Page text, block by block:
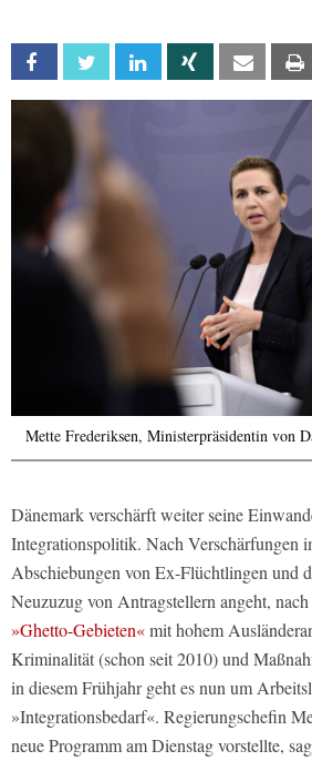
Facebook Twitter Linkedin Xing Email
Mette Frederiksen, Ministerpräsidentin von
Dänemark verschärft weiter seine
Integrationspolitik. Nach Verschärfungen
Abschiebungen von Ex-Flüchtlingen und
Neuzuzug von Antragstellern angeht,
»Ghetto-Gebieten«mit hohem
Kriminalität (schon seit 2010) und
in diesem Frühjahr geht es nun um
»Integrationsbedarf«. Regierungschefin
neue Programm am Dienstag vorstellte,